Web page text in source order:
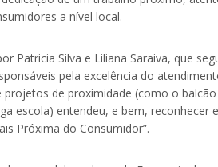
a nível local.
Patricia Silva e Liliana Saraiva, que
pela excelência do
projetos de proximidade (como o balcão
escola) entendeu, e bem, reconhecer e
Próxima do Consumidor”.